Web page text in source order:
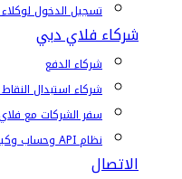
تسجيل الدخول
شركاء فلاي دبي
شركاء الدفع
شركاء استبدال
سفر الشركات مع
نظام API وحساب وكيل سفر جديد
الاتصال